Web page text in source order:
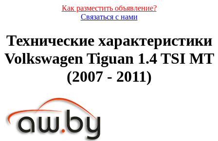
Как разместить объявление?
Связаться с нами
Технические характеристики
Volkswagen Tiguan 1.4 TSI MT
(2007 - 2011)